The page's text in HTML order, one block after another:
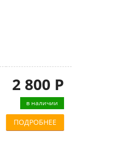
2 800 Р
в наличии
ПОДРОБНЕЕ